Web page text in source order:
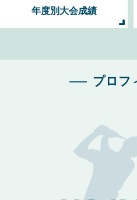
年度別大会成績
プロフ